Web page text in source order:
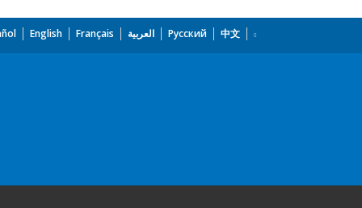
English Français العربية Русский 中文